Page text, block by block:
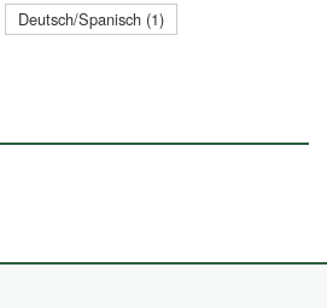
Deutsch/Spanisch (1)